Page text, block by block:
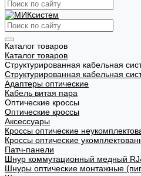
Каталог товаров
Каталог товаров
Структурированная кабельная
Структурированная кабельная
Адаптеры оптические
Кабель витая пара
Оптические кроссы
Оптические кроссы
Аксессуары
Кроссы оптические
Кроссы оптические
Патч-панели
Шнур коммутационный медный
Шнуры оптические монтажные